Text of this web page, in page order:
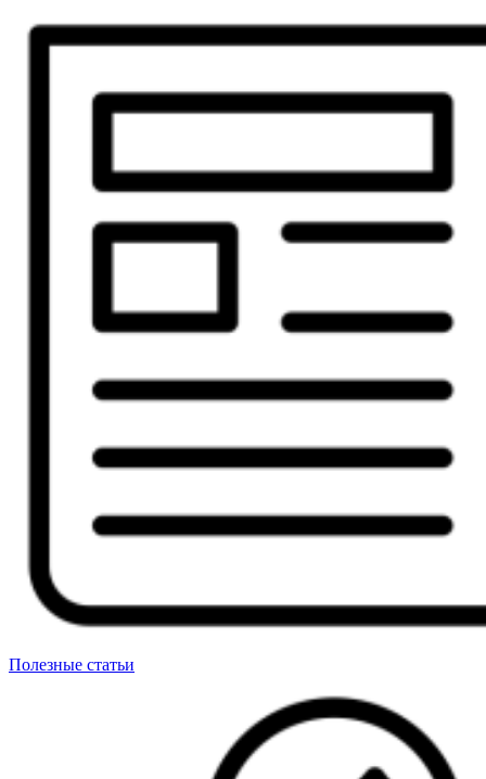
Полезные статьи